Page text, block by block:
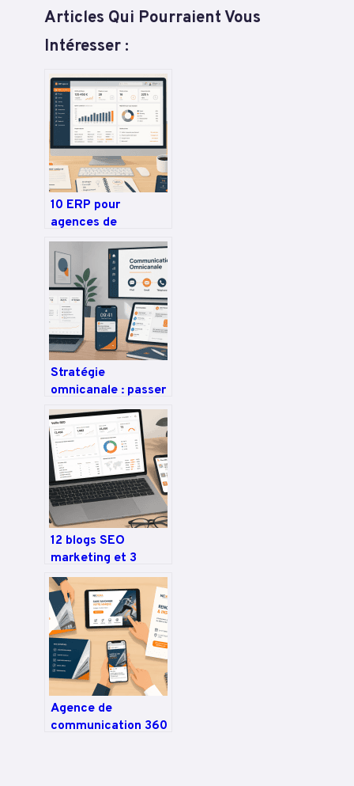
Articles Qui Pourraient Vous
Intéresser :
10 ERP pour
agences de
communication : le
comparatif pour
sécuriser vos
marges et piloter la
rentabilité
Stratégie
omnicanale : passer
de 5 à 10 canaux
pour dominer la
relation client
12 blogs SEO
marketing et 3
méthodes de veille
pour dominer la
SERP
Agence de
communication 360